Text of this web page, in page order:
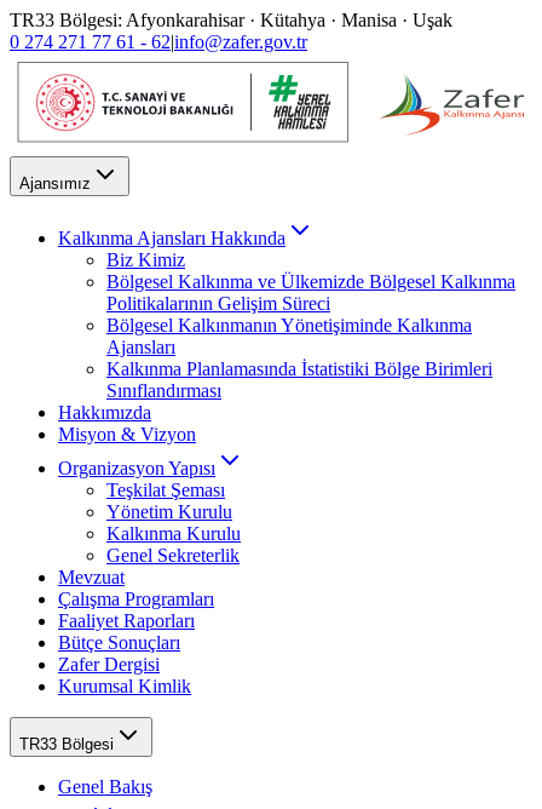
TR33 Bölgesi: Afyonkarahisar · Kütahya · Manisa · Uşak
0 274 271 77 61 - 62|info@zafer.gov.tr
Ajansımız
Kalkınma Ajansları Hakkında
Biz Kimiz
Bölgesel Kalkınma ve Ülkemizde Bölgesel Kalkınma
Politikalarının Gelişim Süreci
Bölgesel Kalkınmanın Yönetişiminde Kalkınma
Ajansları
Kalkınma Planlamasında İstatistiki Bölge Birimleri
Sınıflandırması
Hakkımızda
Misyon & Vizyon
Organizasyon Yapısı
Teşkilat Şeması
Yönetim Kurulu
Kalkınma Kurulu
Genel Sekreterlik
Mevzuat
Çalışma Programları
Faaliyet Raporları
Bütçe Sonuçları
Zafer Dergisi
Kurumsal Kimlik
TR33 Bölgesi
Genel Bakış